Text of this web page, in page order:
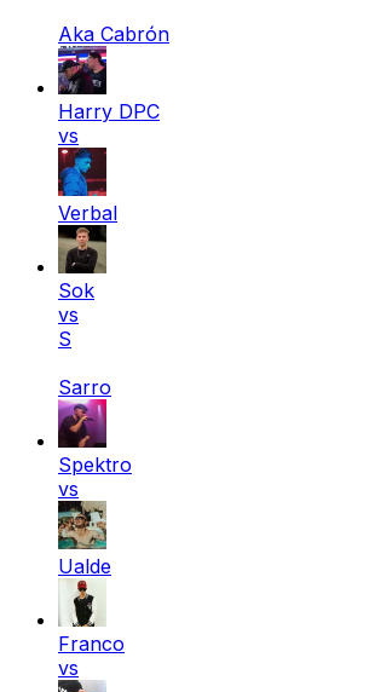
Aka Cabrón
Harry DPC
vs
Verbal
Sok
vs
S
Sarro
Spektro
vs
Ualde
Franco
vs